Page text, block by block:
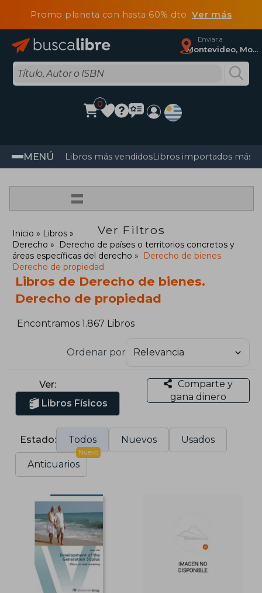
Promo planeta con hasta 60% dtoVer más
Enviar a
Montevideo, Montevideo
0
MENÚ Libros más vendidosLibros importados más
=
Ver Filtros
Inicio
Libros
Derecho
Derecho de países o territorios concretos y
áreas específicas del derecho
Derecho de bienes.
Derecho de propiedad
Libros de Derecho de bienes.
Derecho de propiedad
Encontramos 1.867 Libros
Ordenar por
Ver:
Libros Físicos
Comparte y
gana dinero
Estado: Todos Nuevos Usados
Anticuarios
Nuevo